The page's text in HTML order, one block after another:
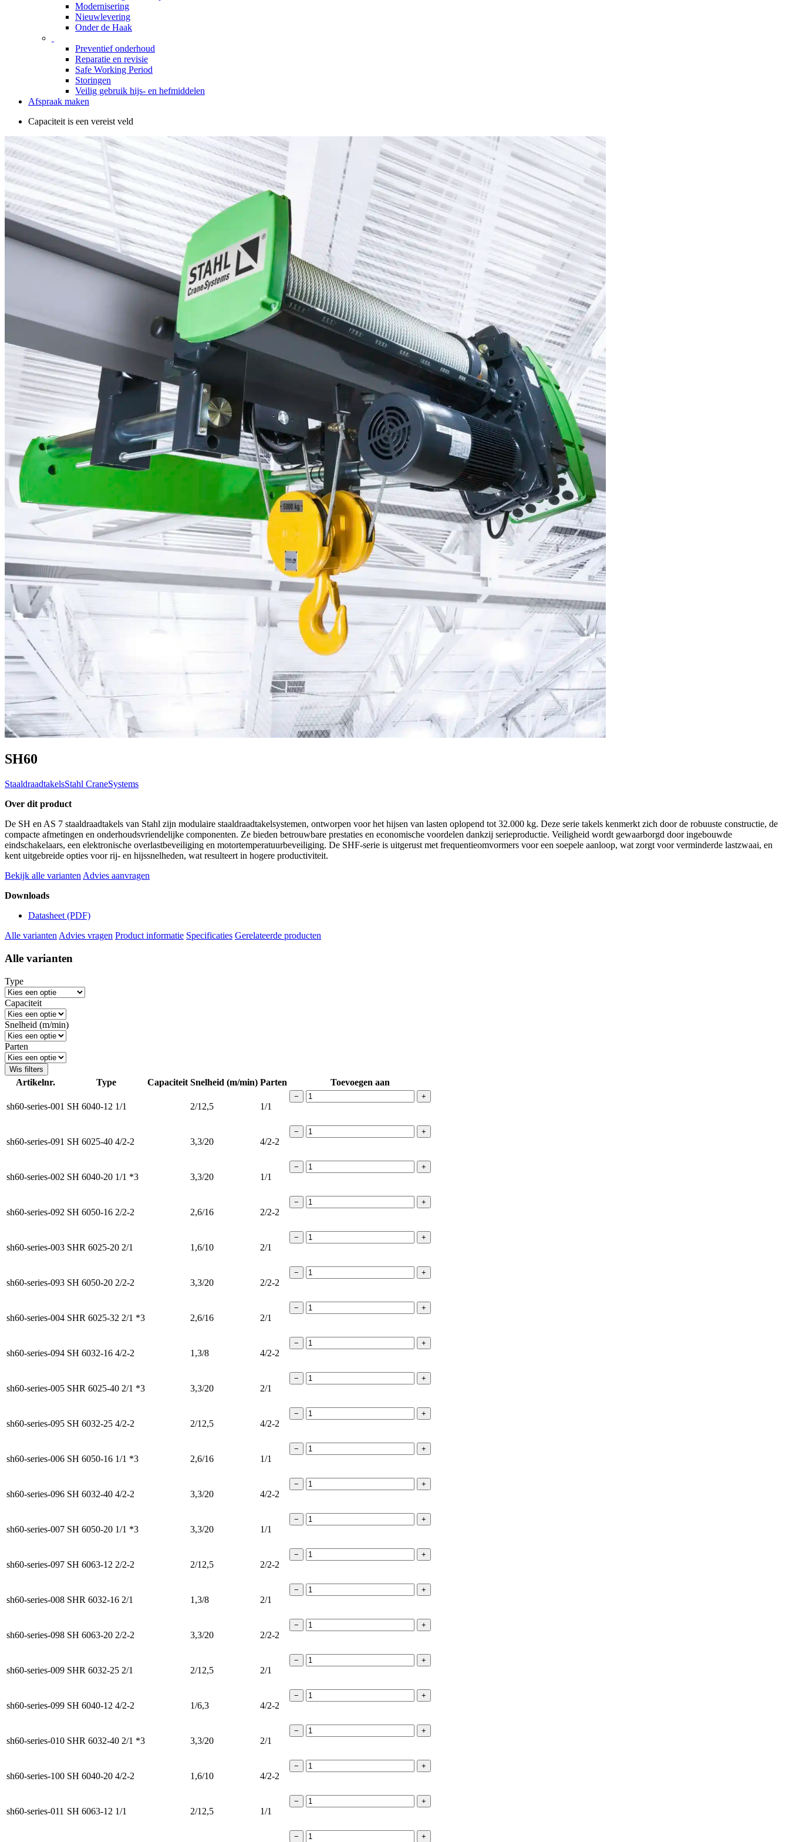
Modernisering
Nieuwlevering
Onder de Haak
Preventief onderhoud
Reparatie en revisie
Safe Working Period
Storingen
Veilig gebruik hijs- en hefmiddelen
Afspraak maken
Capaciteit is een vereist veld
SH60
StaaldraadtakelsStahl CraneSystems
Over dit product
De SH en AS 7 staaldraadtakels van Stahl zijn modulaire staaldraadtakelsystemen, ontworpen voor het hijsen van lasten oplopend tot 32.000 kg. Deze serie takels kenmerkt zich door de robuuste constructie, de
compacte afmetingen en onderhoudsvriendelijke componenten. Ze bieden betrouwbare prestaties en economische voordelen dankzij serieproductie. Veiligheid wordt gewaarborgd door ingebouwde
eindschakelaars, een elektronische overlastbeveiliging en motortemperatuurbeveiliging. De SHF-serie is uitgerust met frequentieomvormers voor een soepele aanloop, wat zorgt voor verminderde lastzwaai, en
kent uitgebreide opties voor rij- en hijssnelheden, wat resulteert in hogere productiviteit.
Bekijk alle varianten Advies aanvragen
Downloads
Datasheet (PDF)
Alle varianten Advies vragen Product informatie Specificaties Gerelateerde producten
Alle varianten
Type
Capaciteit
Snelheid (m/min)
Parten
Wis filters
Artikelnr. Type Capaciteit Snelheid (m/min) Parten Toevoegen aan
sh60-series-001 SH 6040-12 1/1 2/12,5 1/1
− +
sh60-series-091 SH 6025-40 4/2-2 3,3/20 4/2-2
− +
sh60-series-002 SH 6040-20 1/1 *3 3,3/20 1/1
− +
sh60-series-092 SH 6050-16 2/2-2 2,6/16 2/2-2
− +
sh60-series-003 SHR 6025-20 2/1 1,6/10 2/1
− +
sh60-series-093 SH 6050-20 2/2-2 3,3/20 2/2-2
− +
sh60-series-004 SHR 6025-32 2/1 *3 2,6/16 2/1
− +
sh60-series-094 SH 6032-16 4/2-2 1,3/8 4/2-2
− +
sh60-series-005 SHR 6025-40 2/1 *3 3,3/20 2/1
− +
sh60-series-095 SH 6032-25 4/2-2 2/12,5 4/2-2
− +
sh60-series-006 SH 6050-16 1/1 *3 2,6/16 1/1
− +
sh60-series-096 SH 6032-40 4/2-2 3,3/20 4/2-2
− +
sh60-series-007 SH 6050-20 1/1 *3 3,3/20 1/1
− +
sh60-series-097 SH 6063-12 2/2-2 2/12,5 2/2-2
− +
sh60-series-008 SHR 6032-16 2/1 1,3/8 2/1
− +
sh60-series-098 SH 6063-20 2/2-2 3,3/20 2/2-2
− +
sh60-series-009 SHR 6032-25 2/1 2/12,5 2/1
− +
sh60-series-099 SH 6040-12 4/2-2 1/6,3 4/2-2
− +
sh60-series-010 SHR 6032-40 2/1 *3 3,3/20 2/1
− +
sh60-series-100 SH 6040-20 4/2-2 1,6/10 4/2-2
− +
sh60-series-011 SH 6063-12 1/1 2/12,5 1/1
− +
− +